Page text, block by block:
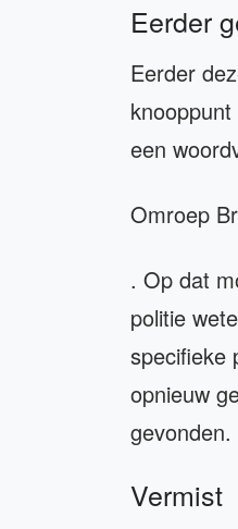
Eerder
Eerder
een
Omroep
. Op dat
politie
specifieke
opnieuw
gevonden.
Vermist